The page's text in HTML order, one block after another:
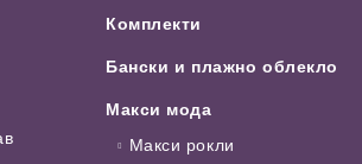
Комплекти
Бански и плажно облекло
Макси мода
Макси рокли